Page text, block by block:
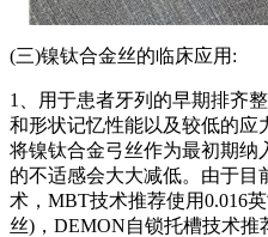
(三)镍钛合金丝的临床应用:
1、用于患者牙列的早期排齐
和形状记忆性能以及较低的应
将镍钛合金弓丝作为最初期纳
的不适感会大大减低。由于
术，MBT技术推荐使用0.016
丝)，DEMON自锁托槽技术推